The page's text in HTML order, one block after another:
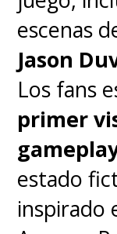
el
muy
manera,
que es un
adivinó
iba a
Finn,
escenas
Jason
Los fans
primer
estado
inspirado